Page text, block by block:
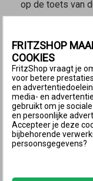
op de toets van
Repeaterdrukt.
Druk op de
(zie tabel) en
Connect-led
ook nog
Binnen 2
Mesh Master
Connect-led
ook andere
FRITZSHOP
COOKIES
FritzShop vraagt je
voor betere
en
media- en
gebruikt om je
en persoonlijke
Accepteer je deze
bijbehorende
persoonsgegevens?